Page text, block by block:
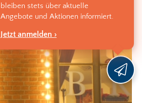
bleiben stets über aktuelle
Angebote und Aktionen informiert.
Jetzt anmelden ›